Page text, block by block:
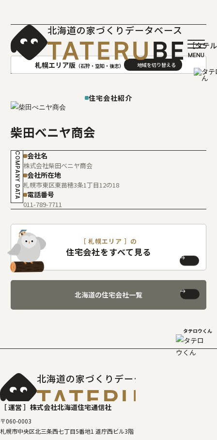
北海道の家づくりデータベース
［タテ
札幌エリア版 （石狩・空知・後志）
函館(渡島･檜山)版
室蘭(胆振･日高)版
釧路(釧路･根室)版
北見(オホーツク)版
住宅会社紹介
柴田べニヤ商会
COMPANY DATA 会社名
株式会社柴田べニヤ商会
会社所在地
札幌市東区東苗穂3条1丁目12の18
電話番号
011-789-7711
［ 札幌エリア ］の
住宅会社をすべて見る
北海道の住宅会社一覧
タテロウくん
北海道の家づくりデータベース
［ 運営 ］ 株式会社北海道住宅通信社
〒060-0003
札幌市中央区北三条西七丁目5番地1 道庁西ビル3階